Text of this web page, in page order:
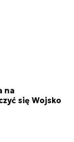
na
się Wojsko